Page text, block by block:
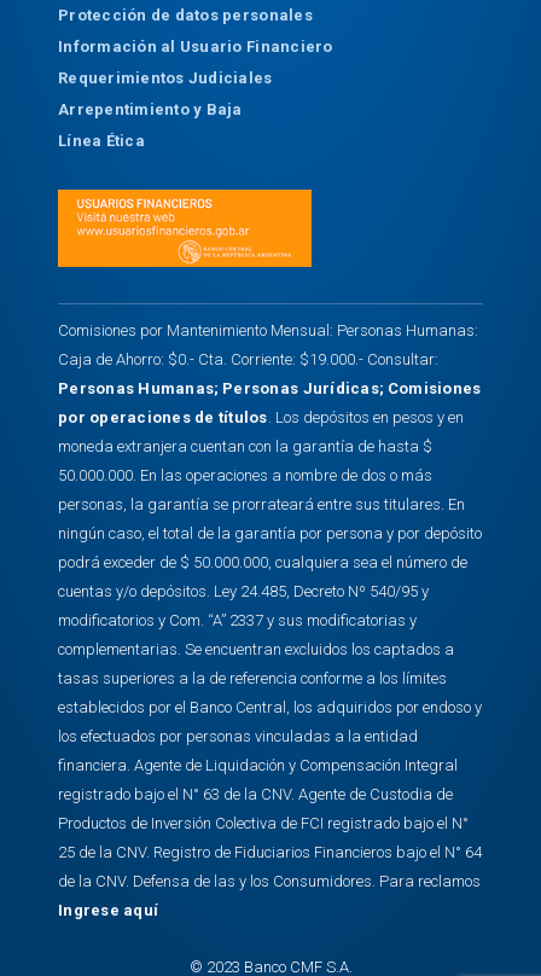
Protección de datos personales
Información al Usuario Financiero
Requerimientos Judiciales
Arrepentimiento y Baja
Línea Ética
Comisiones por Mantenimiento Mensual: Personas Humanas:
Caja de Ahorro: $0.- Cta. Corriente: $19.000.- Consultar:
Personas Humanas; Personas Jurídicas; Comisiones
por operaciones de títulos . Los depósitos en pesos y en
moneda extranjera cuentan con la garantía de hasta $
50.000.000. En las operaciones a nombre de dos o más
personas, la garantía se prorrateará entre sus titulares. En
ningún caso, el total de la garantía por persona y por depósito
podrá exceder de $ 50.000.000, cualquiera sea el número de
cuentas y/o depósitos. Ley 24.485, Decreto Nº 540/95 y
modificatorios y Com. “A” 2337 y sus modificatorias y
complementarias. Se encuentran excluidos los captados a
tasas superiores a la de referencia conforme a los límites
establecidos por el Banco Central, los adquiridos por endoso y
los efectuados por personas vinculadas a la entidad
financiera. Agente de Liquidación y Compensación Integral
registrado bajo el N° 63 de la CNV. Agente de Custodia de
Productos de Inversión Colectiva de FCI registrado bajo el N°
25 de la CNV. Registro de Fiduciarios Financieros bajo el N° 64
de la CNV. Defensa de las y los Consumidores. Para reclamos
Ingrese aquí
© 2023 Banco CMF S.A.